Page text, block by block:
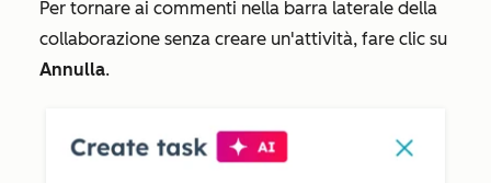
Per tornare ai commenti nella barra laterale della
collaborazione senza creare un'attività, fare clic su
Annulla.